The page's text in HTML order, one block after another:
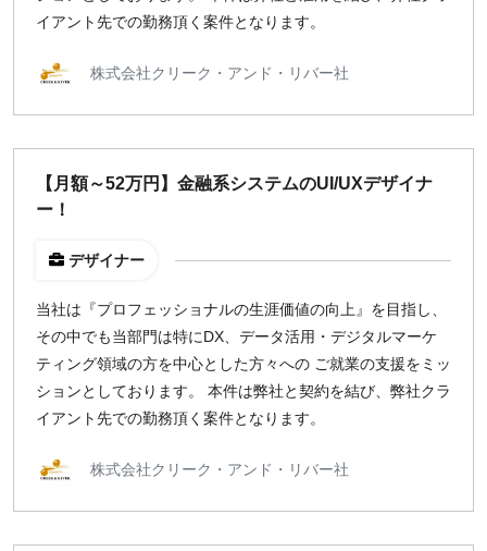
イアント先での勤務頂く案件となります。
株式会社クリーク・アンド・リバー社
【月額～52万円】金融系システムのUI/UXデザイナ
ー！
デザイナー
当社は『プロフェッショナルの生涯価値の向上』を目指し、
その中でも当部門は特にDX、データ活用・デジタルマーケ
ティング領域の方を中心とした方々への ご就業の支援をミッ
ションとしております。 本件は弊社と契約を結び、弊社クラ
イアント先での勤務頂く案件となります。
株式会社クリーク・アンド・リバー社